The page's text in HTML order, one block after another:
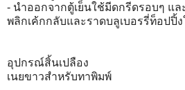
- นำออกจากตู้เย็นใช้มีดกรีดรอบๆ แ
พลิกเค้กกลับและราดบลูเบอรรี่ท็อปปิ้ง
อุปกรณ์สิ้นเปลือง
เนยขาวสำหรับทาพิมพ์